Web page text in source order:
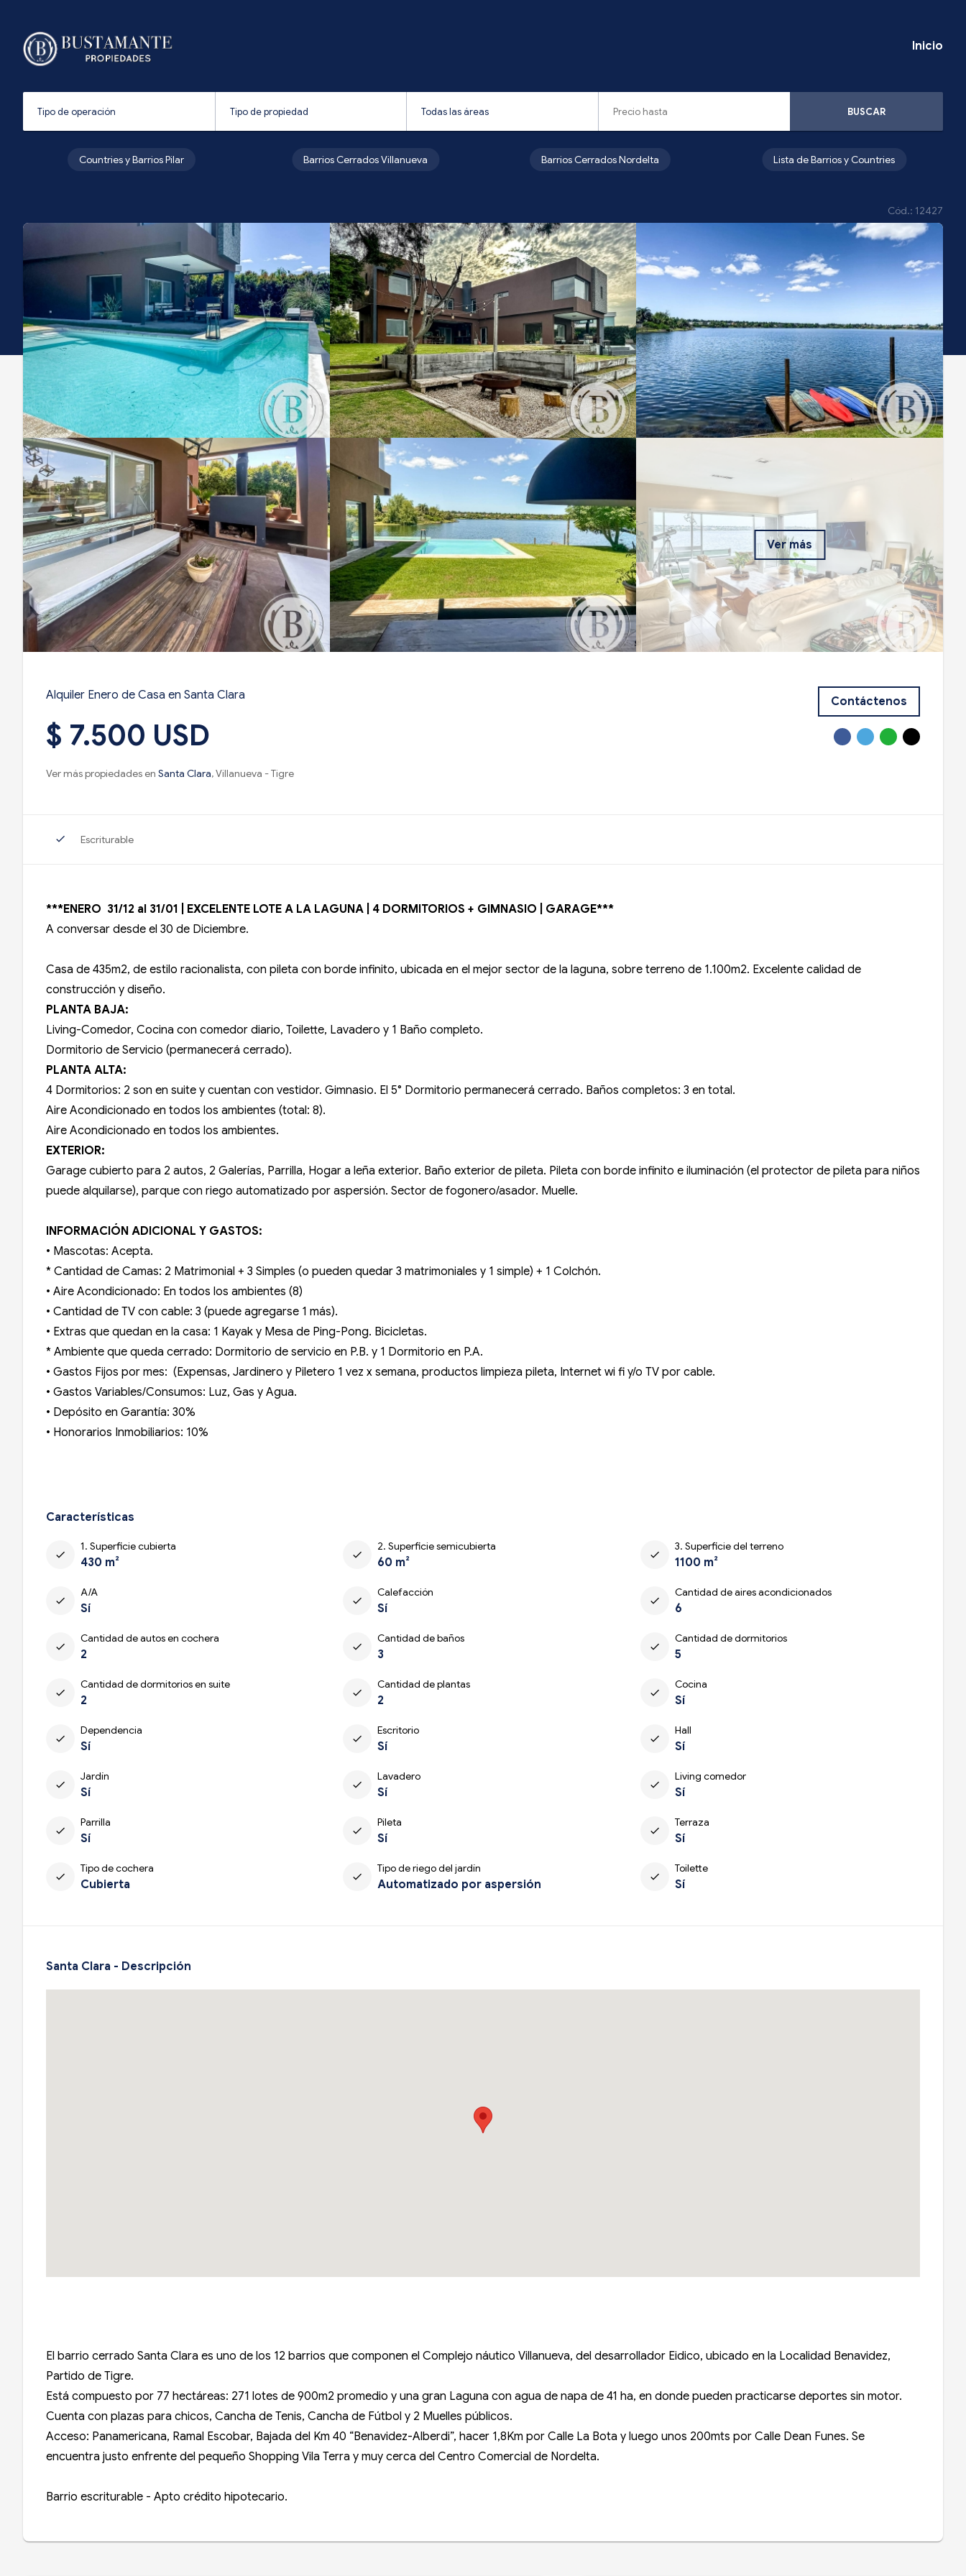
Inicio
BUSCAR
Countries y Barrios Pilar Barrios Cerrados Villanueva Barrios Cerrados Nordelta Lista de Barrios y Countries
Cód.: 12427
Ver más
Alquiler Enero de Casa en Santa Clara
$ 7.500 USD
Ver más propiedades en Santa Clara, Villanueva - Tigre
Contáctenos
check Escriturable
***ENERO 31/12 al 31/01 | EXCELENTE LOTE A LA LAGUNA | 4 DORMITORIOS + GIMNASIO | GARAGE***
A conversar desde el 30 de Diciembre.
Casa de 435m2, de estilo racionalista, con pileta con borde infinito, ubicada en el mejor sector de la laguna, sobre terreno de 1.100m2. Excelente calidad de
construcción y diseño.
PLANTA BAJA:
Living-Comedor, Cocina con comedor diario, Toilette, Lavadero y 1 Baño completo.
Dormitorio de Servicio (permanecerá cerrado).
PLANTA ALTA:
4 Dormitorios: 2 son en suite y cuentan con vestidor. Gimnasio. El 5° Dormitorio permanecerá cerrado. Baños completos: 3 en total.
Aire Acondicionado en todos los ambientes (total: 8).
Aire Acondicionado en todos los ambientes.
EXTERIOR:
Garage cubierto para 2 autos, 2 Galerías, Parrilla, Hogar a leña exterior. Baño exterior de pileta. Pileta con borde infinito e iluminación (el protector de pileta para niños
puede alquilarse), parque con riego automatizado por aspersión. Sector de fogonero/asador. Muelle.
INFORMACIÓN ADICIONAL Y GASTOS:
• Mascotas: Acepta.
* Cantidad de Camas: 2 Matrimonial + 3 Simples (o pueden quedar 3 matrimoniales y 1 simple) + 1 Colchón.
• Aire Acondicionado: En todos los ambientes (8)
• Cantidad de TV con cable: 3 (puede agregarse 1 más).
• Extras que quedan en la casa: 1 Kayak y Mesa de Ping-Pong. Bicicletas.
* Ambiente que queda cerrado: Dormitorio de servicio en P.B. y 1 Dormitorio en P.A.
• Gastos Fijos por mes: (Expensas, Jardinero y Piletero 1 vez x semana, productos limpieza pileta, Internet wi fi y/o TV por cable.
• Gastos Variables/Consumos: Luz, Gas y Agua.
• Depósito en Garantía: 30%
• Honorarios Inmobiliarios: 10%
Características
check
1. Superficie cubierta
430 m²
check
2. Superficie semicubierta
60 m²
check
3. Superficie del terreno
1100 m²
check
A/A
Sí
check
Calefacción
Sí
check
Cantidad de aires acondicionados
6
check
Cantidad de autos en cochera
2
check
Cantidad de baños
3
check
Cantidad de dormitorios
5
check
Cantidad de dormitorios en suite
2
check
Cantidad de plantas
2
check
Cocina
Sí
check
Dependencia
Sí
check
Escritorio
Sí
check
Hall
Sí
check
Jardín
Sí
check
Lavadero
Sí
check
Living comedor
Sí
check
Parrilla
Sí
check
Pileta
Sí
check
Terraza
Sí
check
Tipo de cochera
Cubierta
check
Tipo de riego del jardín
Automatizado por aspersión
check
Toilette
Sí
Santa Clara - Descripción
El barrio cerrado Santa Clara es uno de los 12 barrios que componen el Complejo náutico Villanueva, del desarrollador Eidico, ubicado en la Localidad Benavidez,
Partido de Tigre.
Está compuesto por 77 hectáreas: 271 lotes de 900m2 promedio y una gran Laguna con agua de napa de 41 ha, en donde pueden practicarse deportes sin motor.
Cuenta con plazas para chicos, Cancha de Tenis, Cancha de Fútbol y 2 Muelles públicos.
Acceso: Panamericana, Ramal Escobar, Bajada del Km 40 “Benavidez-Alberdi”, hacer 1,8Km por Calle La Bota y luego unos 200mts por Calle Dean Funes. Se
encuentra justo enfrente del pequeño Shopping Vila Terra y muy cerca del Centro Comercial de Nordelta.
Barrio escriturable - Apto crédito hipotecario.